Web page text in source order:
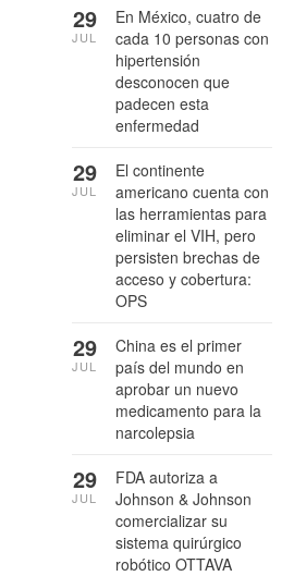
En México, cuatro de
cada 10 personas con
hipertensión
desconocen que
padecen esta
enfermedad
29
JUL
El continente
americano cuenta con
las herramientas para
eliminar el VIH, pero
persisten brechas de
acceso y cobertura:
OPS
29
JUL
China es el primer
país del mundo en
aprobar un nuevo
medicamento para la
narcolepsia
29
JUL
FDA autoriza a
Johnson & Johnson
comercializar su
sistema quirúrgico
robótico OTTAVA
29
JUL